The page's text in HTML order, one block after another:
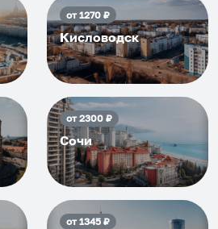
от1270₽
Кисловодск
от2300₽
Сочи
от1345₽